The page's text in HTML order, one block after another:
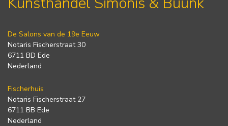
De Salons van de 19e Eeuw
Notaris Fischerstraat 30
6711 BD Ede
Nederland
Fischerhuis
Notaris Fischerstraat 27
6711 BB Ede
Nederland